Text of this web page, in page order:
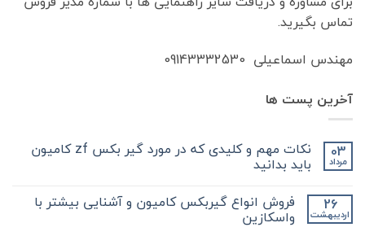
تماس بگیرید.
مهندس اسماعیلی 09143332530
آخرین پست ها
03
مرداد
نکات مهم و کلیدی که در مورد گیر بکس zf کامیون
باید بدانید
دیدگاهی
نکات
مهم
نشده 26
اردیبهشت
فروش انواع گیربکس کامیون و آشنایی بیشتر با
واسکازین